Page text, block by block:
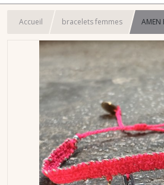
Accueil bracelets femmes AMEN